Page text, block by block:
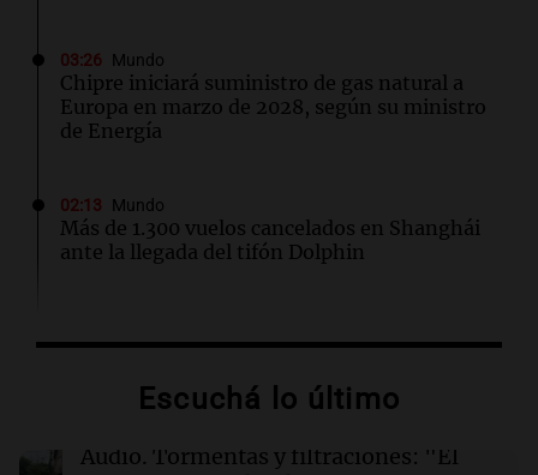
03:26 Mundo
Chipre iniciará suministro de gas natural a
Europa en marzo de 2028, según su ministro
de Energía
02:13 Mundo
Más de 1.300 vuelos cancelados en Shanghái
ante la llegada del tifón Dolphin
Airbnb acelera el lanzamiento de funciones
búsquedaEscuchá lo último
Audio. Tormentas y filtraciones: "El